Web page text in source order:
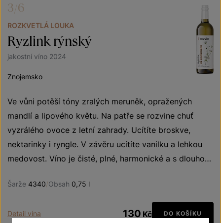
3/6
ROZKVETLÁ LOUKA
Ryzlink rýnský
jakostní víno 2024
Znojemsko
Ve vůni potěší tóny zralých meruněk, opražených
mandlí a lipového květu. Na patře se rozvine chuť
vyzrálého ovoce z letní zahrady. Ucítíte broskve,
nektarinky i ryngle. V závěru ucítíte vanilku a lehkou
medovost. Víno je čisté, plné, harmonické a s dlouhou
Šarže 4340/Obsah 0,75 l
Detail vína 130 Kč DO KOŠÍKU